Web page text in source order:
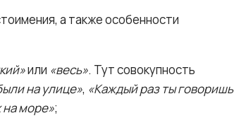
а также особенности
или «весь». Тут совокупность
на улице», «Каждый раз ты говоришь
на море»;